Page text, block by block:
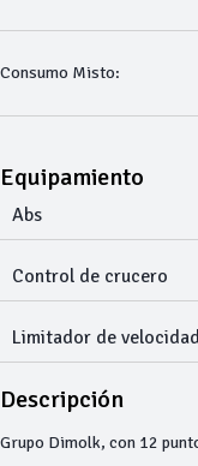
Consumo Misto:
Equipamiento
Abs
Control de crucero
Limitador de velocidad
Descripción
Grupo Dimolk, con 12